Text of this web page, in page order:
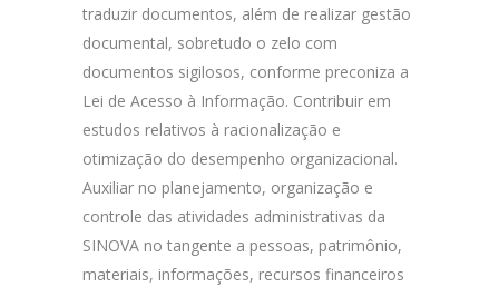
traduzir documentos, além de realizar gestão
documental, sobretudo o zelo com
documentos sigilosos, conforme preconiza a
Lei de Acesso à Informação. Contribuir em
estudos relativos à racionalização e
otimização do desempenho organizacional.
Auxiliar no planejamento, organização e
controle das atividades administrativas da
SINOVA no tangente a pessoas, patrimônio,
materiais, informações, recursos financeiros